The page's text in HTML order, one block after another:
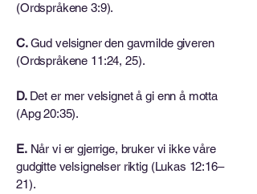
(Ordspråkene 3:9).
C.Gud velsigner den gavmilde giveren
(Ordspråkene 11:24, 25).
D. Det er mer velsignet å gi enn å motta
(Apg 20:35).
E.Når vi er gjerrige, bruker vi ikke våre
gudgitte velsignelser riktig (Lukas 12:16–
21).